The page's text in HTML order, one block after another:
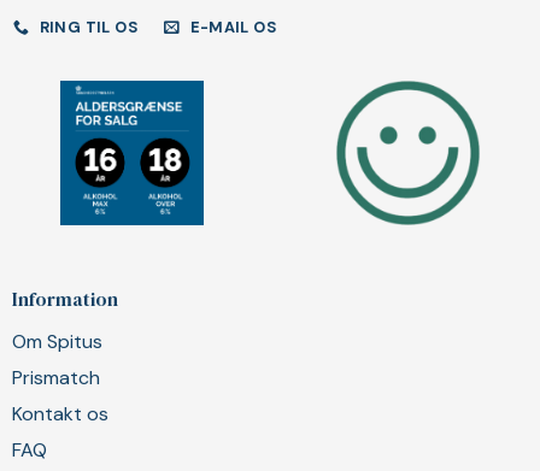
RING TIL OS E-MAIL OS
Information
Om Spitus
Prismatch
Kontakt os
FAQ